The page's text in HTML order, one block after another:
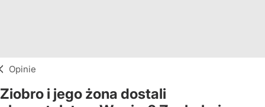
Opinie
Ziobro i jego żona dostali